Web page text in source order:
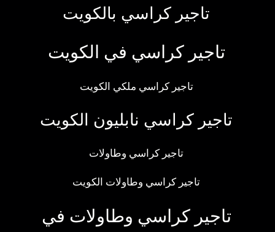
تاجير كراسي بالكويت
تاجير كراسي في الكويت
تاجير كراسي ملكي الكويت
تاجير كراسي نابليون الكويت
تاجير كراسي وطاولات
تاجير كراسي وطاولات الكويت
تاجير كراسي وطاولات في